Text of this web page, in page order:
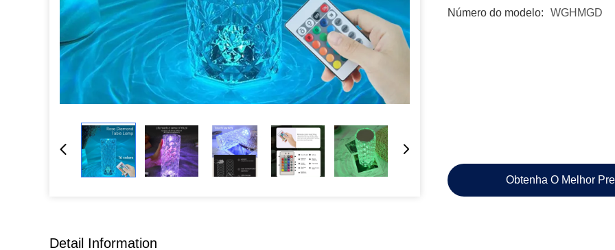
Número do modelo: WGHMGD
Obtenha O Melhor
Detail Information